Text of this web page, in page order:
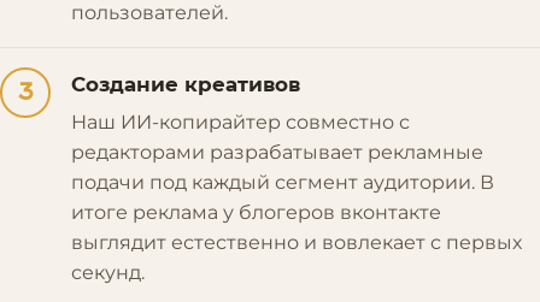
пользователей.
3 Создание креативов
Наш ИИ-копирайтер совместно с
редакторами разрабатывает рекламные
подачи под каждый сегмент аудитории. В
итоге реклама у блогеров вконтакте
выглядит естественно и вовлекает с первых
секунд.